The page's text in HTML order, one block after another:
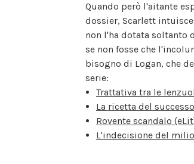
Quando però l'aitante
dossier, Scarlett
non l'ha dotata soltanto
se non fosse che
bisogno di Logan, che
serie:
Trattativa tra le
La ricetta del
Rovente scandalo
L'indecisione del